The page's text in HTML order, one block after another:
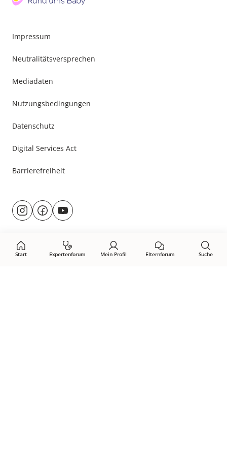
Start Expertenforum Mein Profil Elternforum Suche
Impressum
Neutralitätsversprechen
Mediadaten
Nutzungsbedingungen
Datenschutz
Digital Services Act
Barrierefreiheit
Besuche
uns@rund.ums.baby
facebook.com/rundumsbaby.de
youtube.com/@rundumsbaby_